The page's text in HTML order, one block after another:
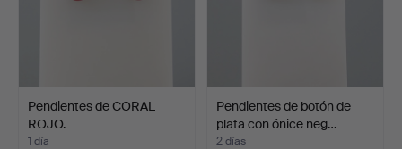
Pendientes de CORAL
ROJO.
1 día
Pendientes de botón de
plata con ónice neg…
2 días